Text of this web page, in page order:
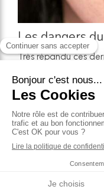
Les dangers
Très répandu ces
chez les jeunes de
buccal suscite de